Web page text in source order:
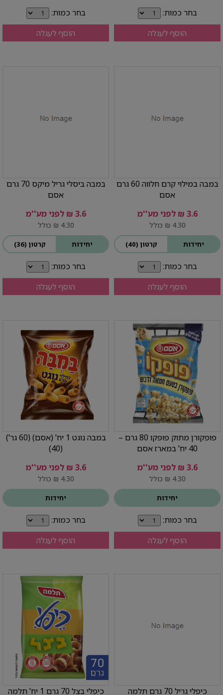
בחר כמות:
הוסף לעגלה
בחר כמות:
הוסף לעגלה
במבה במילוי קרם חלווה 60 גרם
אסם
3.6 ₪ לפני מע''מ
4.30 ₪ כולל
יחידות קרטון (40)
בחר כמות:
הוסף לעגלה
במבה ביסלי גריל מיקס 70 גרם
אסם
3.6 ₪ לפני מע''מ
4.30 ₪ כולל
יחידות קרטון (36)
בחר כמות:
הוסף לעגלה
פופקורן מתוק פופקו 80 גרם –
40 יח' במארז אסם
3.6 ₪ לפני מע''מ
4.30 ₪ כולל
יחידות
בחר כמות:
הוסף לעגלה
במבה נוגט 1 יח' (אסם) (60 גר')
(40)
3.6 ₪ לפני מע''מ
4.30 ₪ כולל
יחידות
בחר כמות:
הוסף לעגלה
כיפלי גריל 70 גרם תלמה כיפלי בצל 70 גרם 1 יח' תלמה